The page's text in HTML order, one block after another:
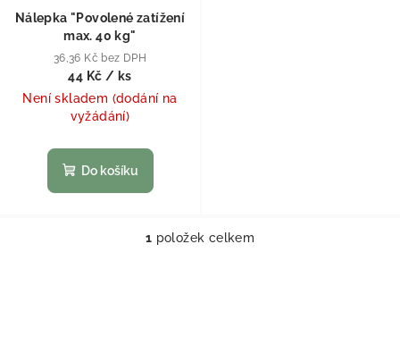
Nálepka "Povolené zatížení
max. 40 kg"
36,36 Kč bez DPH
44 Kč / ks
Není skladem (dodání na
vyžádání)
Do košíku
Ovládací prvky výpisu
1 položek celkem